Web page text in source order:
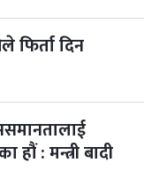
फिर्ता दिन
हौं : मन्त्री बादी